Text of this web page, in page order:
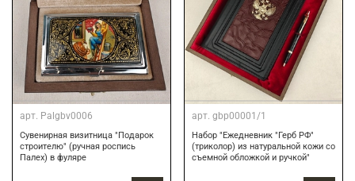
арт. Palgbv0006
Сувенирная визитница "Подарок
строителю" (ручная роспись
Палех) в фуляре
арт. gbp00001/1
Набор "Ежедневник "Герб РФ"
(триколор) из натуральной кожи со
съемной обложкой и ручкой"